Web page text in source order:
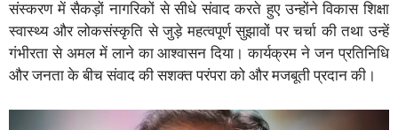
संस्करण में सैकड़ों नागरिकों से सीधे संवाद करते हुए उन्होंने विकास शिक्षा
स्वास्थ्य और लोकसंस्कृति से जुड़े महत्वपूर्ण सुझावों पर चर्चा की तथा उन्हें
गंभीरता से अमल में लाने का आश्वासन दिया। कार्यक्रम ने जन प्रतिनिधि
और जनता के बीच संवाद की सशक्त परंपरा को और मजबूती प्रदान की।